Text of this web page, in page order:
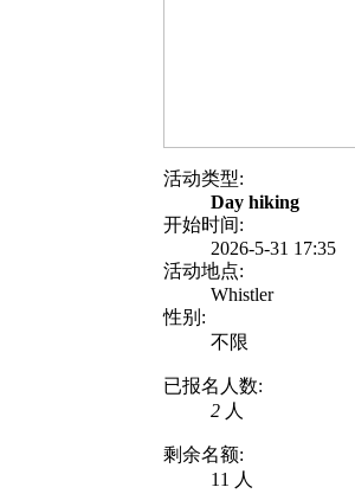
活动类型:
Day hiking
开始时间:
2026-5-31 17:35
活动地点:
Whistler
性别:
不限
已报名人数:
2 人
剩余名额:
11 人